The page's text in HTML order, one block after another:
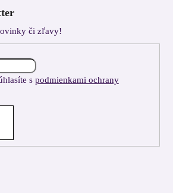
či zľavy!
s podmienkami ochrany